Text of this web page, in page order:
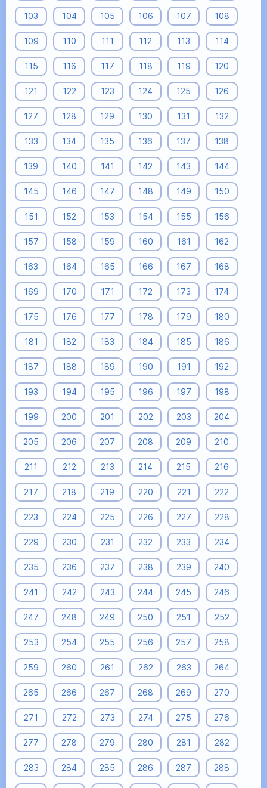
103 104 105 106 107 108
109 110 111 112 113 114
115 116 117 118 119 120
121 122 123 124 125 126
127 128 129 130 131 132
133 134 135 136 137 138
139 140 141 142 143 144
145 146 147 148 149 150
151 152 153 154 155 156
157 158 159 160 161 162
163 164 165 166 167 168
169 170 171 172 173 174
175 176 177 178 179 180
181 182 183 184 185 186
187 188 189 190 191 192
193 194 195 196 197 198
199 200 201 202 203 204
205 206 207 208 209 210
211 212 213 214 215 216
217 218 219 220 221 222
223 224 225 226 227 228
229 230 231 232 233 234
235 236 237 238 239 240
241 242 243 244 245 246
247 248 249 250 251 252
253 254 255 256 257 258
259 260 261 262 263 264
265 266 267 268 269 270
271 272 273 274 275 276
277 278 279 280 281 282
283 284 285 286 287 288